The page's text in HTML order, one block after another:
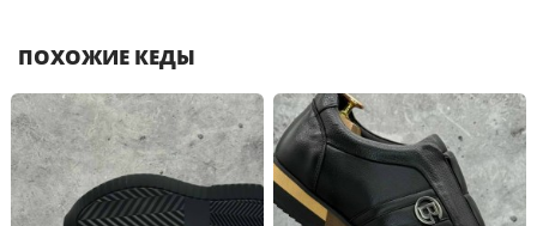
ПОХОЖИЕ КЕДЫ